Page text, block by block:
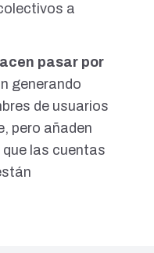
a
pasar por
generando
de usuarios
pero añaden
que las cuentas